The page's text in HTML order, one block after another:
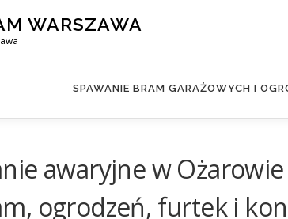
WARSZAWA
SPAWANIE BRAM GARAŻOWYCH I
awaryjne w
ogrodzeń, furtek i